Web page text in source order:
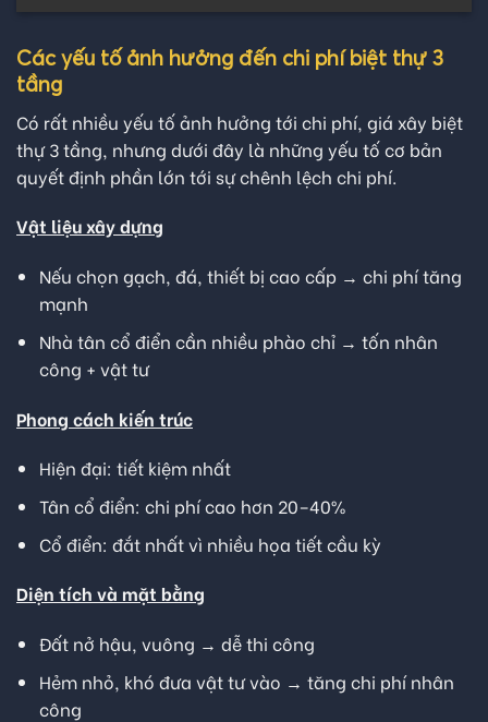
Các yếu tố ảnh hưởng đến chi phí biệt thự 3
tầng
Có rất nhiều yếu tố ảnh hưởng tới chi phí, giá xây biệt
thự 3 tầng, nhưng dưới đây là những yếu tố cơ bản
quyết định phần lớn tới sự chênh lệch chi phí.
Vật liệu xây dựng
Nếu chọn gạch, đá, thiết bị cao cấp → chi phí tăng
mạnh
Nhà tân cổ điển cần nhiều phào chỉ → tốn nhân
công + vật tư
Phong cách kiến trúc
Hiện đại: tiết kiệm nhất
Tân cổ điển: chi phí cao hơn 20–40%
Cổ điển: đắt nhất vì nhiều họa tiết cầu kỳ
Diện tích và mặt bằng
Đất nở hậu, vuông → dễ thi công
Hẻm nhỏ, khó đưa vật tư vào → tăng chi phí nhân
công